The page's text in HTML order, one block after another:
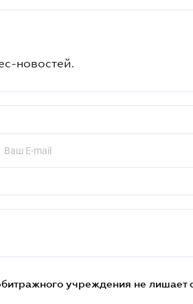
новостей.
учреждения не лишает